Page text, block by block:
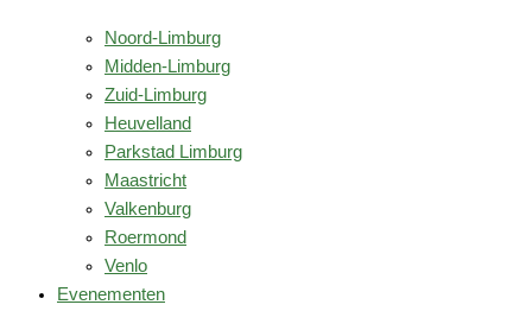
Noord-Limburg
Midden-Limburg
Zuid-Limburg
Heuvelland
Parkstad Limburg
Maastricht
Valkenburg
Roermond
Venlo
Evenementen